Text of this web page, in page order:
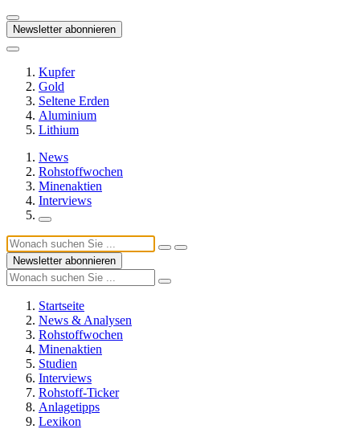
Newsletter abonnieren
Kupfer
Gold
Seltene Erden
Aluminium
Lithium
News
Rohstoffwochen
Minenaktien
Interviews
Newsletter abonnieren
Startseite
News & Analysen
Rohstoffwochen
Minenaktien
Studien
Interviews
Rohstoff-Ticker
Anlagetipps
Lexikon